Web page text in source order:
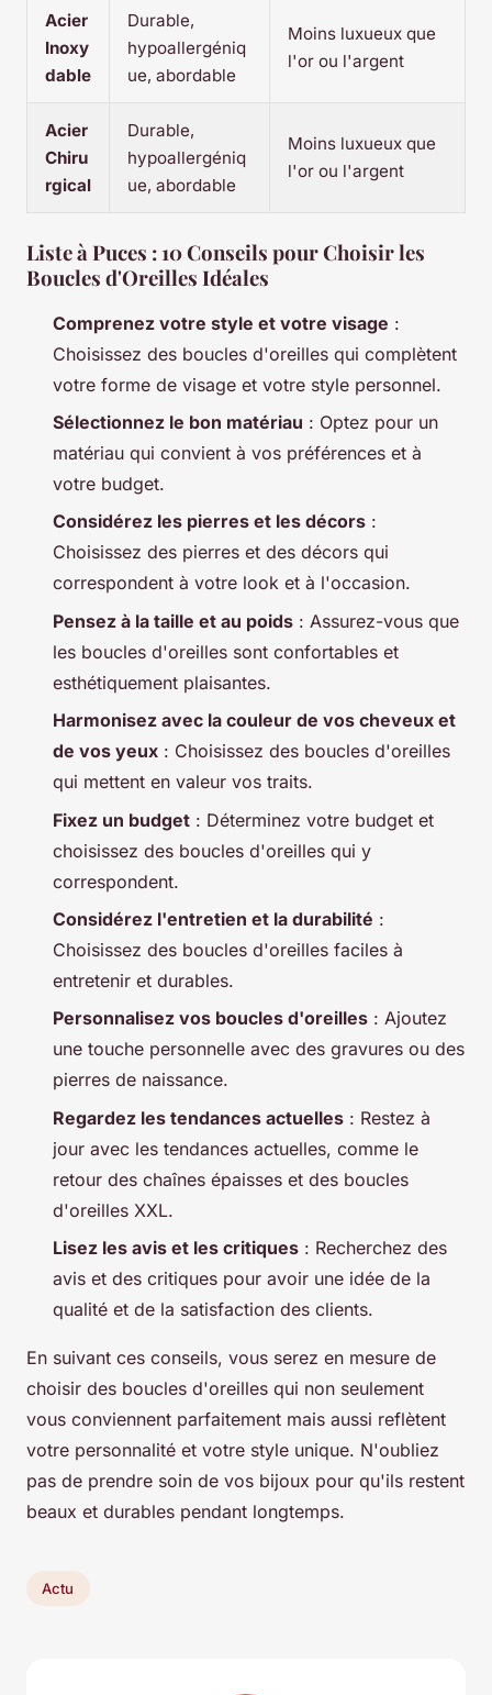
Acier
Inoxy
dable
Durable,
hypoallergéniq
ue, abordable
Moins luxueux que
l'or ou l'argent
Acier
Chiru
rgical
Durable,
hypoallergéniq
ue, abordable
Moins luxueux que
l'or ou l'argent
Liste à Puces : 10 Conseils pour Choisir les
Boucles d'Oreilles Idéales
Comprenez votre style et votre visage :
Choisissez des boucles d'oreilles qui complètent
votre forme de visage et votre style personnel.
Sélectionnez le bon matériau : Optez pour un
matériau qui convient à vos préférences et à
votre budget.
Considérez les pierres et les décors :
Choisissez des pierres et des décors qui
correspondent à votre look et à l'occasion.
Pensez à la taille et au poids : Assurez-vous que
les boucles d'oreilles sont confortables et
esthétiquement plaisantes.
Harmonisez avec la couleur de vos cheveux et
de vos yeux : Choisissez des boucles d'oreilles
qui mettent en valeur vos traits.
Fixez un budget : Déterminez votre budget et
choisissez des boucles d'oreilles qui y
correspondent.
Considérez l'entretien et la durabilité :
Choisissez des boucles d'oreilles faciles à
entretenir et durables.
Personnalisez vos boucles d'oreilles : Ajoutez
une touche personnelle avec des gravures ou des
pierres de naissance.
Regardez les tendances actuelles : Restez à
jour avec les tendances actuelles, comme le
retour des chaînes épaisses et des boucles
d'oreilles XXL.
Lisez les avis et les critiques : Recherchez des
avis et des critiques pour avoir une idée de la
qualité et de la satisfaction des clients.
En suivant ces conseils, vous serez en mesure de
choisir des boucles d'oreilles qui non seulement
vous conviennent parfaitement mais aussi reflètent
votre personnalité et votre style unique. N'oubliez
pas de prendre soin de vos bijoux pour qu'ils restent
beaux et durables pendant longtemps.
Actu